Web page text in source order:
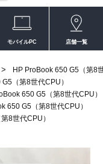
モバイルPC 店舗一覧
>
HP ProBook 650 G5（第8
（第8世代CPU）
650 G5（第8世代CPU）
650 G5（第8世代CPU）
8世代CPU）